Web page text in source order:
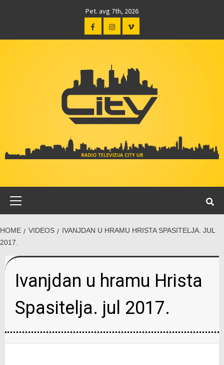
Pet. avg 7th, 2026
HOME VIDEOS
IVANJDAN U HRAMU HRISTA SPASITELJA. JUL
2017.
Ivanjdan u hramu Hrista
Spasitelja. jul 2017.